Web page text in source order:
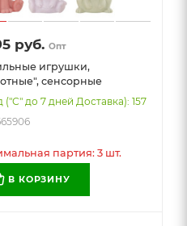
руб. Опт
игрушки,
сенсорные
ЭКО, 9 штук,
BABY (БАМБОКС
665906
("С" до 7 дней Доставка): 157
партия: 3 шт.
В КОРЗИНУ